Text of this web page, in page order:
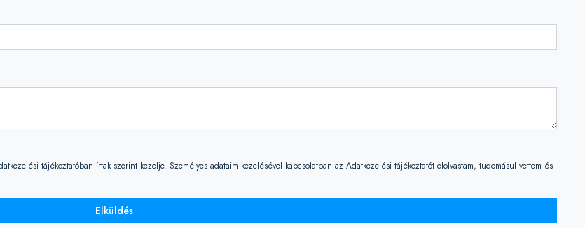
tájékoztatóban írtak szerint kezelje. Személyes adataim kezelésével kapcsolatban az Adatkezelési tájékoztatót elolvastam, tudomásul vettem és
Elküldés